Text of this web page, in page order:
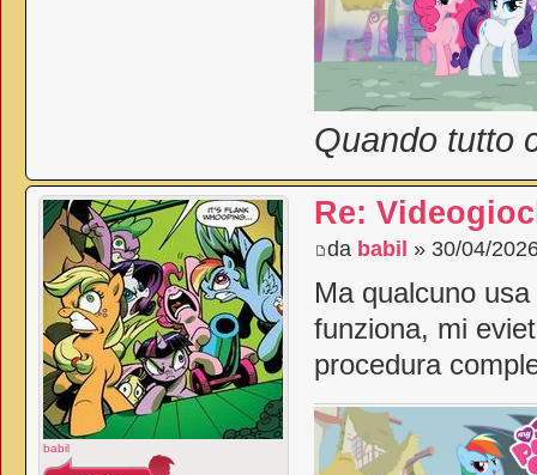
Quando tutto
Re:
da babil » 30/04/
Ma qualcuno
funziona, mi
procedura
babil